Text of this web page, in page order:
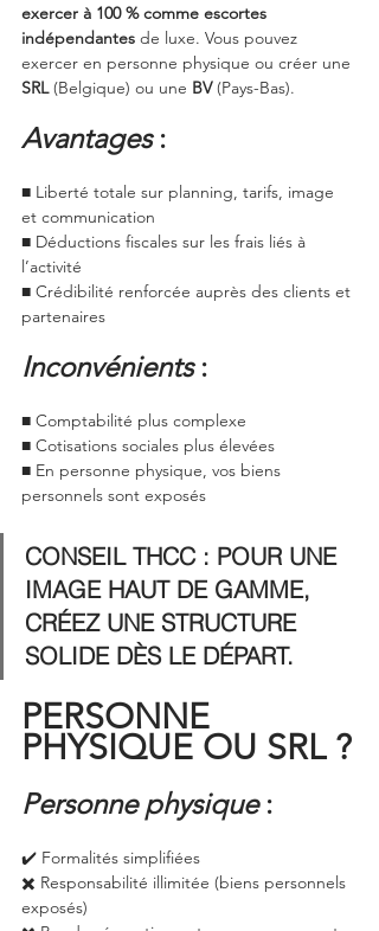
exercer à 100 % comme escortes
indépendantes de luxe. Vous pouvez
exercer en personne physique ou créer une
SRL (Belgique) ou une BV (Pays-Bas).
Avantages :
■ Liberté totale sur planning, tarifs, image
et communication
■ Déductions fiscales sur les frais liés à
l’activité
■ Crédibilité renforcée auprès des clients et
partenaires
Inconvénients :
■ Comptabilité plus complexe
■ Cotisations sociales plus élevées
■ En personne physique, vos biens
personnels sont exposés
CONSEIL THCC : POUR UNE
IMAGE HAUT DE GAMME,
CRÉEZ UNE STRUCTURE
SOLIDE DÈS LE DÉPART.
PERSONNE
PHYSIQUE OU SRL ?
Personne physique :
✔️ Formalités simplifiées
✖️ Responsabilité illimitée (biens personnels
exposés)